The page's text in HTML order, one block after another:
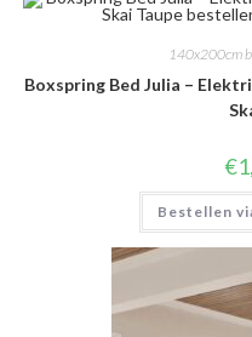
140x200cm
Boxspring Bed Julia –
€
Bestellen